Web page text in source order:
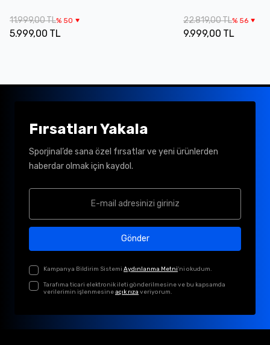
11.999,00 TL% 50
5.999,00 TL
22.819,00 TL% 56
9.999,00 TL
Fırsatları Yakala
Sporjinal’de sana özel fırsatlar ve yeni ürünlerden
haberdar olmak için kaydol.
Gönder
Kampanya Bildirim Sistemi Aydınlanma Metni'ni okudum.
Tarafıma ticari elektronik ileti gönderilmesine ve bu kapsamda
verilerimin işlenmesineaçık rıza veriyorum.